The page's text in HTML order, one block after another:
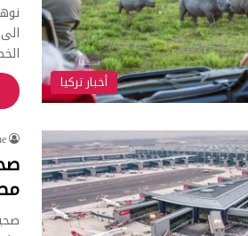
أخبار تركيا